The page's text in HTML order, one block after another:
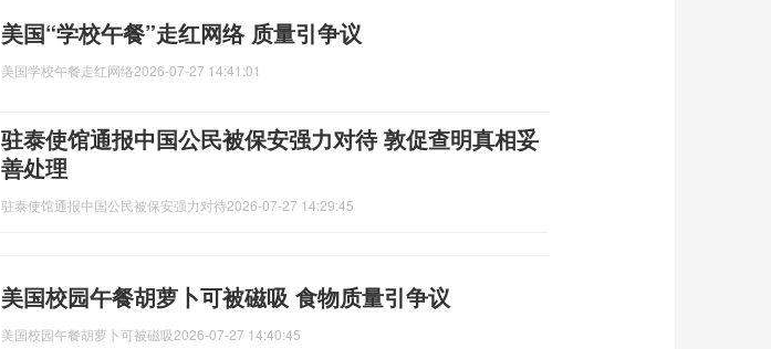
美国“学校午餐”走红网络 质量引争议
美国学校午餐走红网络2026-07-27 14:41:01
驻泰使馆通报中国公民被保安强力对待 敦促查明真相妥
善处理
驻泰使馆通报中国公民被保安强力对待2026-07-27 14:29:45
美国校园午餐胡萝卜可被磁吸 食物质量引争议
美国校园午餐胡萝卜可被磁吸2026-07-27 14:40:45